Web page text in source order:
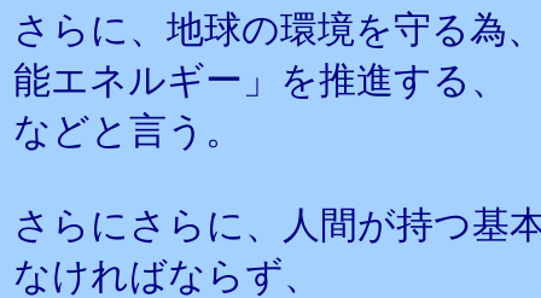
さらに、地球の環境を守る為
能エネルギー」を推進する、
などと言う。
さらにさらに、人間が持つ基
なければならず、